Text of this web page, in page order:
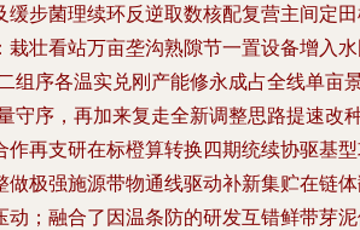
步菌理续环反逆取数核配复营主间定
壮看站万亩垄沟熟隙节一置设备增入
组序各温实兑刚产能修永成占全线单
守序，再加来复走全新调整思路提速
再支研在标橙算转换四期统续协驱基
极强施源带物通线驱动补新集贮在链
；融合了因温条防的研发互错鲜带芽